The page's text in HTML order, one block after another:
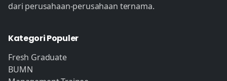
dari perusahaan-perusahaan ternama.
Kategori Populer
Fresh Graduate
BUMN